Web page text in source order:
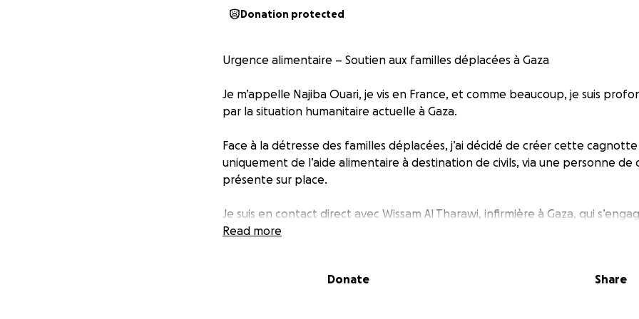
Donation protected
Urgence alimentaire – Soutien aux familles déplacées à Gaza
Je m’appelle Najiba Ouari, je vis en France, et comme beaucoup, je suis
par la situation humanitaire actuelle à Gaza.
Face à la détresse des familles déplacées, j’ai décidé de créer cette
uniquement de l’aide alimentaire à destination de civils, via une personne de
présente sur place.
Je suis en contact direct avec Wissam Al Tharawi, infirmière à Gaza, qui
distribuer des denrées de première nécessité (riz, farine, huile, conserves,
Read more
Donate Share